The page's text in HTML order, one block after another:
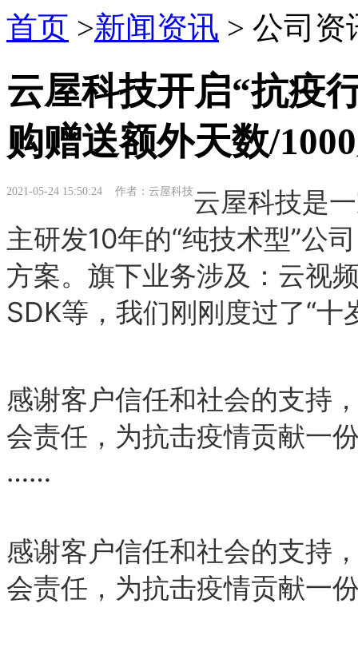
首页 >新闻资讯 > 公司资
云屋科技开启“抗疫
购赠送额外天数/
2021-05-24 15:50:24 作者：云屋科技云屋科技是
主研发10年的“纯技术型”公
方案。旗下业务涉及：云视
SDK等，我们刚刚度过了“十
感谢客户信任和社会的支持
会责任，为抗击疫情贡献一
……
感谢客户信任和社会的支持
会责任， 为抗击疫情贡献一